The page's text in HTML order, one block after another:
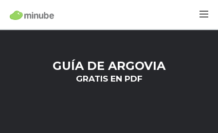
GUÍA DE ARGOVIA
GRATIS EN PDF